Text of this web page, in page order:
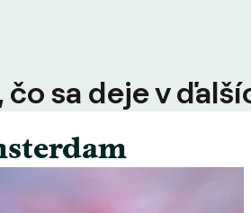
čo sa deje v